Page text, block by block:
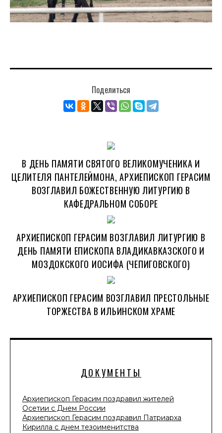
ДОКУМЕНТЫ
Архиепископ Герасим поздравил жителей
Осетии с Днем России
Архиепископ Герасим поздравил Патриарха
Кирилла с днем тезоименитства
Поделиться
В ДЕНЬ ПАМЯТИ СВЯТОГО ВЕЛИКОМУЧЕНИКА И
ЦЕЛИТЕЛЯ ПАНТЕЛЕЙМОНА, АРХИЕПИСКОП ГЕРАСИМ
ВОЗГЛАВИЛ БОЖЕСТВЕННУЮ ЛИТУРГИЮ В
КАФЕДРАЛЬНОМ СОБОРЕ
АРХИЕПИСКОП ГЕРАСИМ ВОЗГЛАВИЛ ЛИТУРГИЮ В
ДЕНЬ ПАМЯТИ ЕПИСКОПА ВЛАДИКАВКАЗСКОГО И
МОЗДОКСКОГО ИОСИФА (ЧЕПИГОВСКОГО)
АРХИЕПИСКОП ГЕРАСИМ ВОЗГЛАВИЛ ПРЕСТОЛЬНЫЕ
ТОРЖЕСТВА В ИЛЬИНСКОМ ХРАМЕ